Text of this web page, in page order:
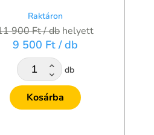
Raktáron
900 Ft/ db helyett
9 500 Ft / db
db
Kosárba